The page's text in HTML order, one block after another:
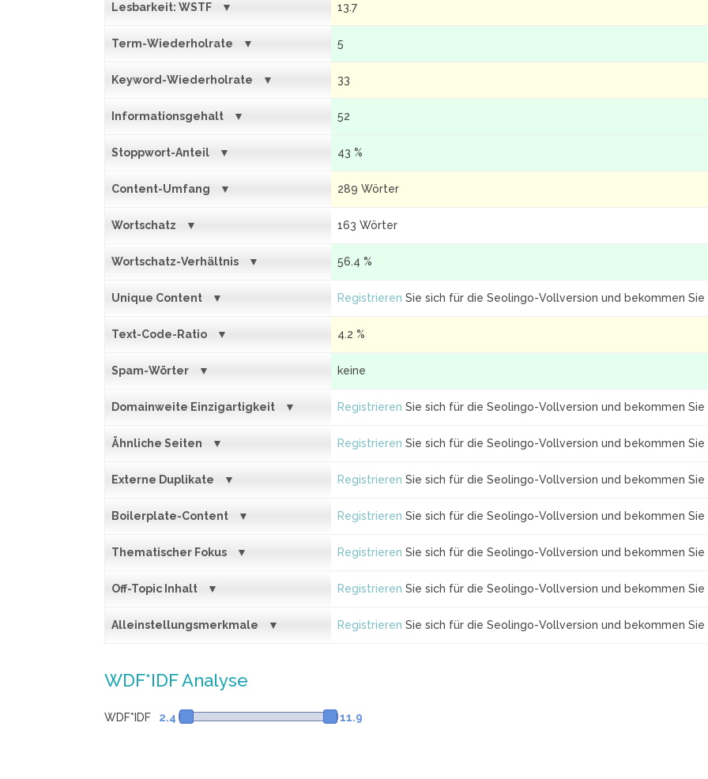
Lesbarkeit: WSTF 13.7
Term-Wiederholrate 5
Keyword-Wiederholrate 33
Informationsgehalt 52
Stoppwort-Anteil 43 %
Content-Umfang 289 Wörter
Wortschatz 163 Wörter
Wortschatz-Verhältnis 56.4 %
Unique Content Registrieren Sie sich für die Seolingo-Vollversion und bekommen Sie
Text-Code-Ratio 4.2 %
Spam-Wörter keine
Domainweite Einzigartigkeit Registrieren Sie sich für die Seolingo-Vollversion und bekommen Sie
Ähnliche Seiten Registrieren Sie sich für die Seolingo-Vollversion und bekommen Sie
Externe Duplikate Registrieren Sie sich für die Seolingo-Vollversion und bekommen Sie
Boilerplate-Content Registrieren Sie sich für die Seolingo-Vollversion und bekommen Sie
Thematischer Fokus Registrieren Sie sich für die Seolingo-Vollversion und bekommen Sie
Off-Topic Inhalt Registrieren Sie sich für die Seolingo-Vollversion und bekommen Sie
Alleinstellungsmerkmale Registrieren Sie sich für die Seolingo-Vollversion und bekommen Sie
WDF*IDF Analyse
WDF*IDF 2.4 11.9